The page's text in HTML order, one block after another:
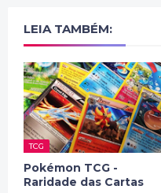
LEIA TAMBÉM:
TCG
Pokémon TCG -
Raridade das Cartas